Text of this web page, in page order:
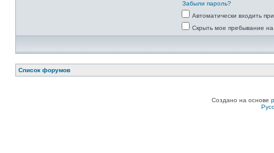
Забыли пароль?
Автоматически входить
Скрыть мое пребывание
Список форумов
Создано на основе